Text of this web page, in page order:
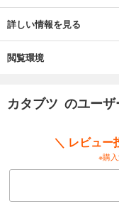
詳しい情報を見る
閲覧環境
カタブツ のユー
＼ レビュー
※購